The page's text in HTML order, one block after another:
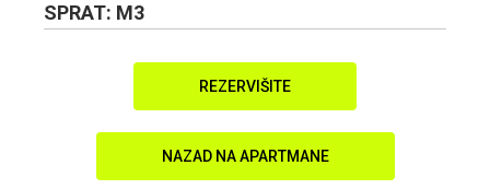
SPRAT: M3
REZERVIŠITE
NAZAD NA APARTMANE